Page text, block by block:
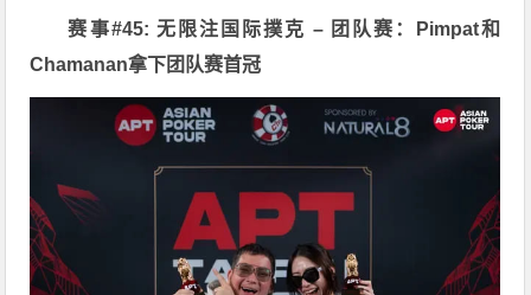
赛事#45: 无限注国际撲克 – 团队赛：Pimpat和
Chamanan拿下团队赛首冠